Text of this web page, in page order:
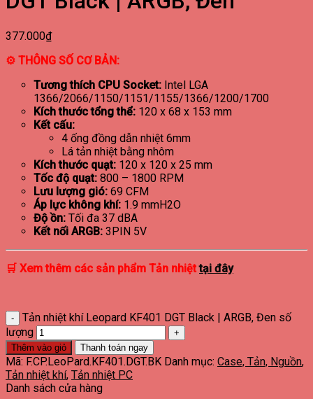
377.000₫
⚙ THÔNG SỐ CƠ BẢN:
Tương thích CPU Socket: Intel LGA
1366/2066/1150/1151/1155/1366/1200/1700
Kích thước tổng thể: 120 x 68 x 153 mm
Kết cấu:
4 ống đồng dẫn nhiệt 6mm
Lá tản nhiệt bằng nhôm
Kích thước quạt: 120 x 120 x 25 mm
Tốc độ quạt: 800 – 1800 RPM
Lưu lượng gió: 69 CFM
Áp lực không khí: 1.9 mmH2O
Độ ồn: Tối đa 37 dBA
Kết nối ARGB: 3PIN 5V
🛒 Xem thêm các sản phẩm Tản nhiệttại đây
Tản nhiệt khí Leopard KF401 DGT Black | ARGB, Đen số
lượng
Thêm vào giỏ Thanh toán ngay
Mã: F.CP.LeoPard.KF401.DGT.BK Danh mục: Case, Tản, Nguồn,
Tản nhiệt khí, Tản nhiệt PC
Danh sách cửa hàng